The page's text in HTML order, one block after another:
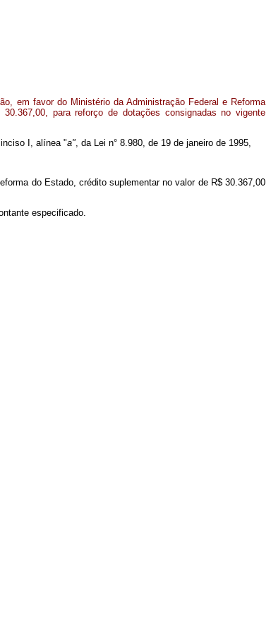
em favor do Ministério da Administração Federal e Reforma
para reforço de dotações consignadas no vigente
I, alínea "a", da Lei n° 8.980, de 19 de janeiro de 1995,
do Estado, crédito suplementar no valor de R$ 30.367,00
especificado.